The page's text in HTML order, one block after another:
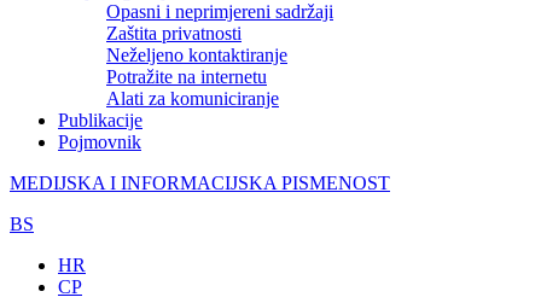
Opasni i neprimjereni sadržaji
Zaštita privatnosti
Neželjeno kontaktiranje
Potražite na internetu
Alati za komuniciranje
Publikacije
Pojmovnik
MEDIJSKA I INFORMACIJSKA PISMENOST
BS
HR
CP